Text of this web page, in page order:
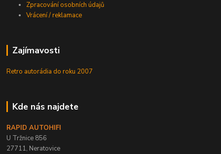
Zpracování osobních údajů
Vrácení / reklamace
Zajímavosti
Retro autorádia do roku 2007
Kde nás najdete
RAPID AUTOHIFI
U Tržnice 856
27711, Neratovice